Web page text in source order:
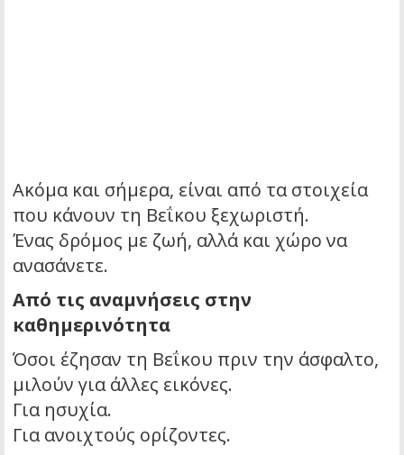
Ακόμα και σήμερα, είναι από τα στοιχεία
που κάνουν τη Βεΐκου ξεχωριστή.
Ένας δρόμος με ζωή, αλλά και χώρο να
ανασάνετε.
Από τις αναμνήσεις στην
καθημερινότητα
Όσοι έζησαν τη Βεΐκου πριν την άσφαλτο,
μιλούν για άλλες εικόνες.
Για ησυχία.
Για ανοιχτούς ορίζοντες.